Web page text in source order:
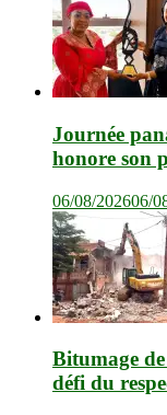
Journée
honore son
06/08/202606/
Bitumage
défi du